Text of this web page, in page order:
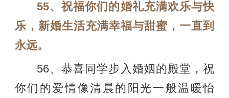
55、祝福你们的婚礼充满欢乐与快
乐，新婚生活充满幸福与甜蜜，一直到
永远。
56、恭喜同学步入婚姻的殿堂，祝
你们的爱情像清晨的阳光一般温暖怡